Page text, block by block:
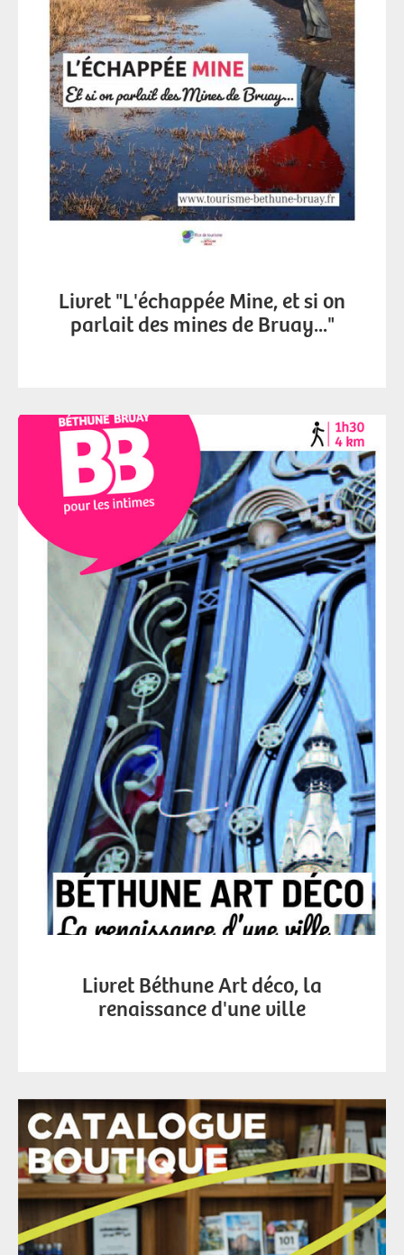
Livret "L'échappée Mine, et si on
parlait des mines de Bruay..."
Livret Béthune Art déco, la
renaissance d'une ville